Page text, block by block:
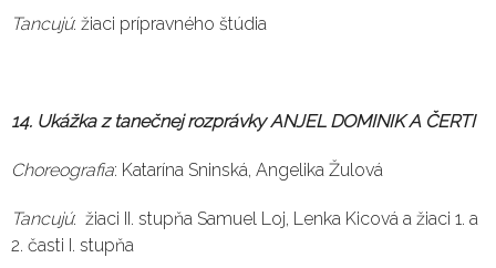
Tancujú: žiaci prípravného štúdia
14. Ukážka z tanečnej rozprávky ANJEL DOMINIK A ČERTI
Choreografia: Katarína Sninská, Angelika Žulová
Tancujú: žiaci II. stupňa Samuel Loj, Lenka Kicová a žiaci 1. a
2. časti I. stupňa